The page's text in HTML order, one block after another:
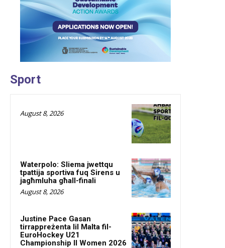
Sport
August 8, 2026
Waterpolo: Sliema jwettqu
tpattija sportiva fuq Sirens u
jagħmluha għall-finali
August 8, 2026
Justine Pace Gasan
tirrappreżenta lil Malta fil-
EuroHockey U21
Championship II Women 2026